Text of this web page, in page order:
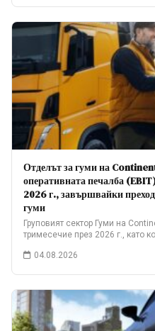
Отделът за гуми на
оперативната печалба
2026 г., завършвайки
гуми
Груповият сектор Гуми на
тримесечие през 2026 г., като
04.08.2026